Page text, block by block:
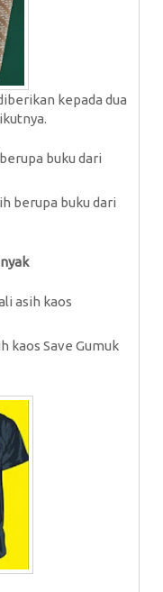
kepada dua
buku dari
berupa buku dari
asih kaos
kaos Save Gumuk